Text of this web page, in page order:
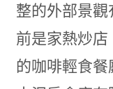
整的外部景
前是家熱炒
的咖啡輕食餐